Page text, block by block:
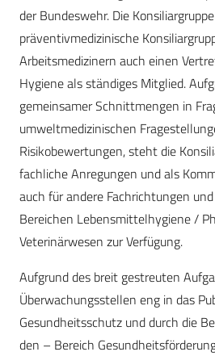
der Bundeswehr. Die
präventiv­medizinische
Arbeitsmedizinern auch einen
Hygiene als ständiges Mitglied.
gemeinsamer Schnittmengen in
umweltmedizinischen
Risikobewertungen, steht die
fachliche Anregungen und als
auch für andere Fachrichtungen
Bereichen Lebensmittelhygiene /
Veterinärwesen zur Verfügung.
Aufgrund des breit gestreuten
Überwachungsstellen eng in das
Gesundheitsschutz und durch die
den – Bereich